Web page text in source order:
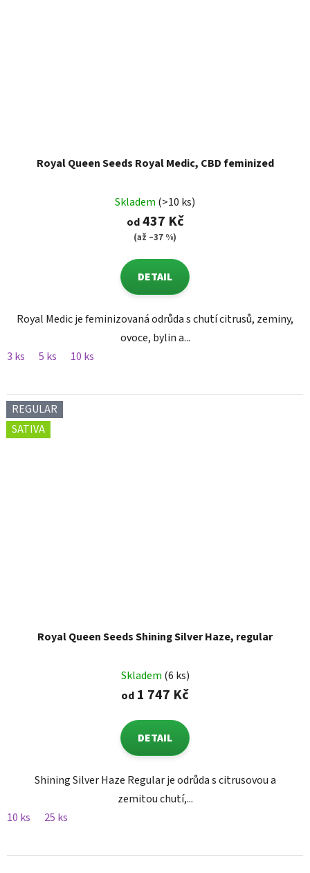
Royal Queen Seeds Royal Medic, CBD feminized
Skladem (>10 ks)
od437 Kč
(až –37 %)
DETAIL
Royal Medic je feminizovaná odrůda s chutí citrusů, zeminy,
ovoce, bylin a...
3 ks
5 ks 10 ks
REGULAR
SATIVA
Royal Queen Seeds Shining Silver Haze, regular
Skladem (6 ks)
od 1 747 Kč
DETAIL
Shining Silver Haze Regular je odrůda s citrusovou a
zemitou chutí,...
10 ks
25 ks